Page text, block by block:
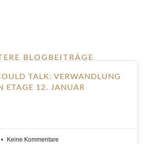
BLOGBEITRÄGE
TALK: VERWANDLUNG
ETAGE 12. JANUAR
Keine Kommentare